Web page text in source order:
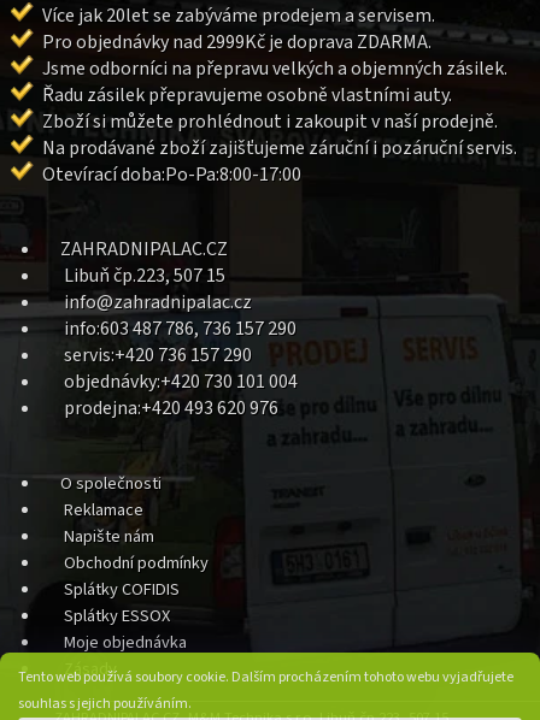
Tento web používá soubory cookie. Dalším procházením tohoto webu vyjadřujete
souhlas s jejich používáním.
Více jak 20let se zabýváme prodejem a servisem.
Pro objednávky nad 2999Kč je doprava ZDARMA.
Jsme odborníci na přepravu velkých a objemných zásilek.
Řadu zásilek přepravujeme osobně vlastními auty.
Zboží si můžete prohlédnout i zakoupit v naší prodejně.
Na prodávané zboží zajišťujeme záruční i pozáruční servis.
Otevírací doba:Po-Pa:8:00-17:00
ZAHRADNIPALAC.CZ
Libuň čp.223, 507 15
info@zahradnipalac.cz
info:603 487 786, 736 157 290
servis:+420 736 157 290
objednávky:+420 730 101 004
prodejna:+420 493 620 976
O společnosti
Reklamace
Napište nám
Obchodní podmínky
Splátky COFIDIS
Splátky ESSOX
Moje objednávka
Zásady